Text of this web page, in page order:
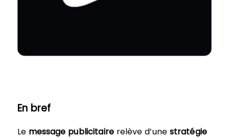
En bref
Le message publicitaire relève d’une stratégie